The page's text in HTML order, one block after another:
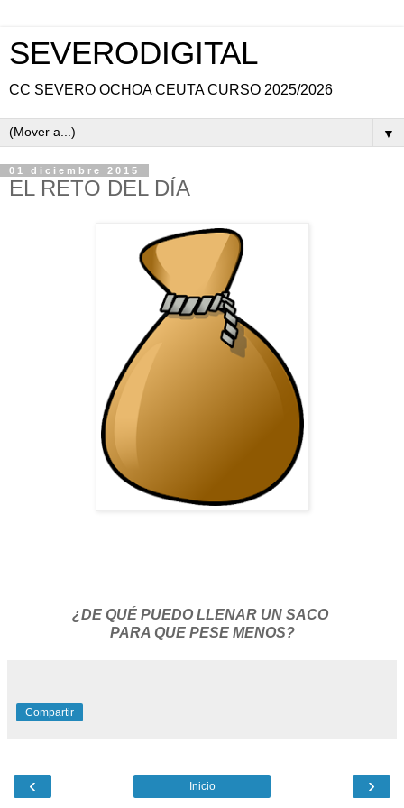
SEVERODIGITAL
CC SEVERO OCHOA CEUTA CURSO 2025/2026
▼
01 diciembre 2015
EL RETO DEL DÍA
¿DE QUÉ PUEDO LLENAR UN SACO
PARA QUE PESE MENOS?
Compartir
‹ ›
Inicio